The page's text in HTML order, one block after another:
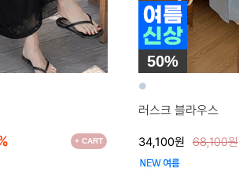
+ CART
50%
●
러스크 블라우스
34,100원 68,100원